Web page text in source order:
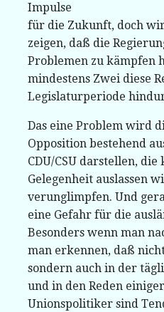
Impulse
für die Zukunft, doch
zeigen, daß die
Problemen zu kämpfen
mindestens Zwei diese
Legislaturperiode
Das eine Problem wird
Opposition bestehend
CDU/CSU darstellen,
Gelegenheit auslassen
verunglimpfen. Und
eine Gefahr für die
Besonders wenn man
man erkennen, daß
sondern auch in der
und in den Reden
Unionspolitiker sind